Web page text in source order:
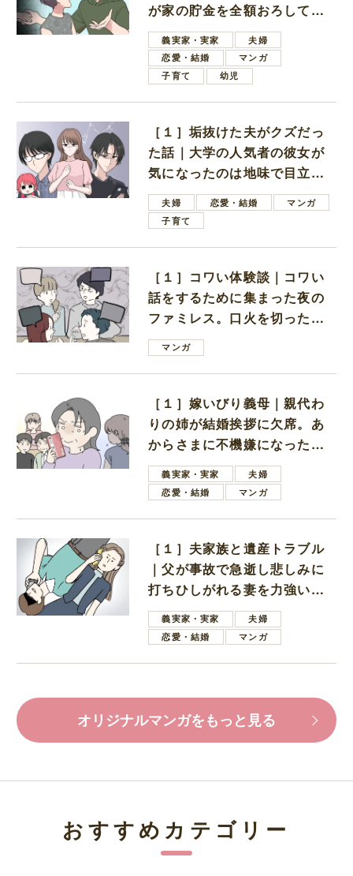
が家の貯金を全額おろしてほ
しいと言ってきた
義実家・実家
夫婦
恋愛・結婚
マンガ
子育て
幼児
［１］垢抜けた夫がクズだっ
た話｜大学の人気者の彼女が
気になったのは地味で目立た
ない男子学生
夫婦 恋愛・結婚
マンガ
子育て
［１］コワい体験談｜コワい
話をするために集まった夜の
ファミレス。口火を切ったの
は電車好きの男の子ママ
マンガ
［１］嫁いびり義母｜親代わ
りの姉が結婚挨拶に欠席。あ
からさまに不機嫌になった義
母義実家・実家
夫婦
恋愛・結婚
マンガ
［１］夫家族と遺産トラブル
｜父が事故で急逝し悲しみに
打ちひしがれる妻を力強い言
葉で励ます夫
義実家・実家
夫婦
恋愛・結婚
マンガ
オリジナルマンガをもっと見る
おすすめカテゴリー